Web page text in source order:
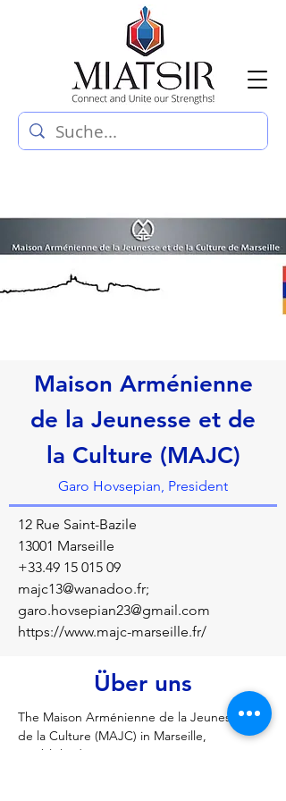
Maison Arménienne
de la Jeunesse et de
la Culture (MAJC)
Garo Hovsepian, President
12 Rue Saint-Bazile
13001 Marseille
+33.49 15 015 09
majc13@wanadoo.fr;
garo.hovsepian23@gmail.com
https://www.majc-marseille.fr/
Über uns
The Maison Arménienne de la Jeunesse et
de la Culture (MAJC) in Marseille,
established in 1976, serves to preserve